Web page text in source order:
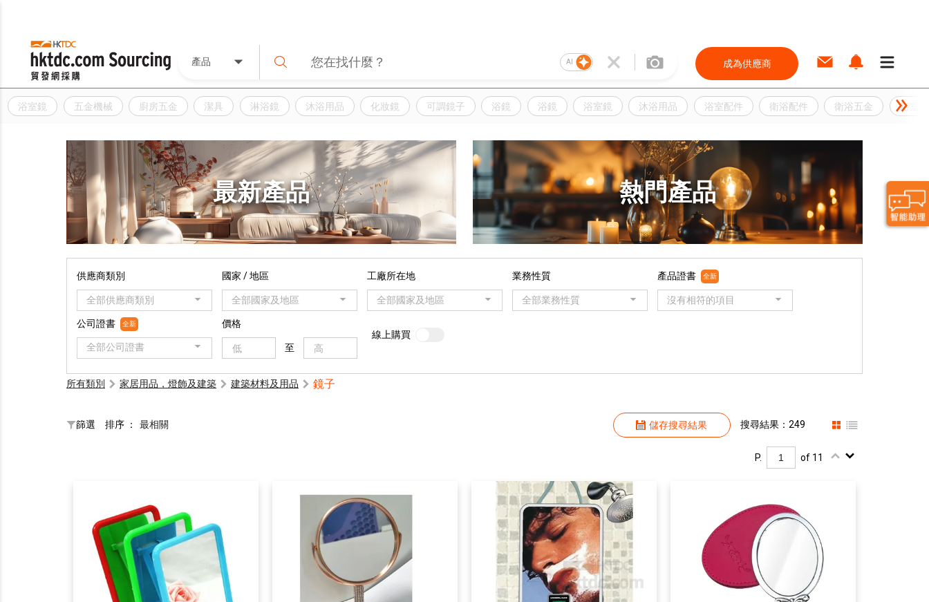
產品 AI 成為供應商
浴室鏡 五金機械 廚房五金 潔具 淋浴鏡 沐浴用品 化妝鏡 可調鏡子 浴鏡 浴鏡 浴室鏡 沐浴用品 浴室配件 衛浴配件 衛浴五金 浴室
最新產品 熱門產品
供應商類別
全部供應商類別
國家 / 地區
全部國家及地區
工廠所在地
全部國家及地區
業務性質
全部業務性質
產品證書 全新
沒有相符的項目
公司證書 全新
全部公司證書
價格
至
線上購買
所有類別 家居用品，燈飾及建築 建築材料及用品 鏡子
篩選 排序 ： 最相關 儲存搜尋結果 搜尋結果：249
P. of 11